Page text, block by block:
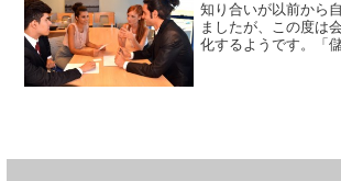
知り合いが以前から
ましたが、この度は
化するようです。「